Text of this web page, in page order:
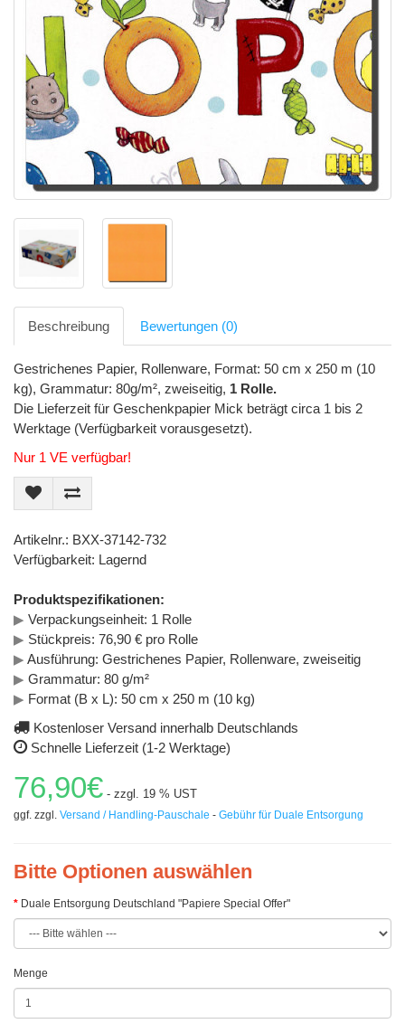
Beschreibung Bewertungen (0)
Gestrichenes Papier, Rollenware, Format: 50 cm x 250 m (10
kg), Grammatur: 80g/m², zweiseitig, 1 Rolle.
Die Lieferzeit für Geschenkpapier Mick beträgt circa 1 bis 2
Werktage (Verfügbarkeit vorausgesetzt).
Nur 1 VE verfügbar!
Artikelnr.: BXX-37142-732
Verfügbarkeit: Lagernd
Produktspezifikationen:
▶ Verpackungseinheit: 1 Rolle
▶ Stückpreis: 76,90 € pro Rolle
▶ Ausführung: Gestrichenes Papier, Rollenware, zweiseitig
▶ Grammatur: 80 g/m²
▶ Format (B x L): 50 cm x 250 m (10 kg)
Kostenloser Versand innerhalb Deutschlands
Schnelle Lieferzeit (1-2 Werktage)
76,90€ - zzgl. 19 % UST
ggf. zzgl. Versand / Handling-Pauschale - Gebühr für Duale Entsorgung
Bitte Optionen auswählen
Duale Entsorgung Deutschland "Papiere Special Offer"
Menge